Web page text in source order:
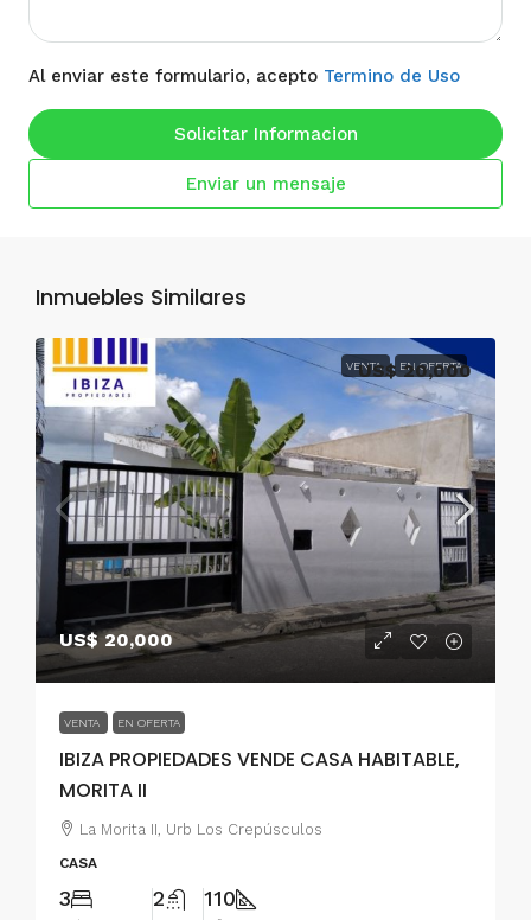
Al enviar este formulario, acepto Termino de Uso
Solicitar Informacion
Enviar un mensaje
Inmuebles Similares
VENTA EN OFERTA
US$ 20,000
VENTA EN OFERTA
IBIZA PROPIEDADES VENDE CASA HABITABLE,
MORITA II
US$ 20,000
La Morita II, Urb Los Crepúsculos
CASA
3 2 110